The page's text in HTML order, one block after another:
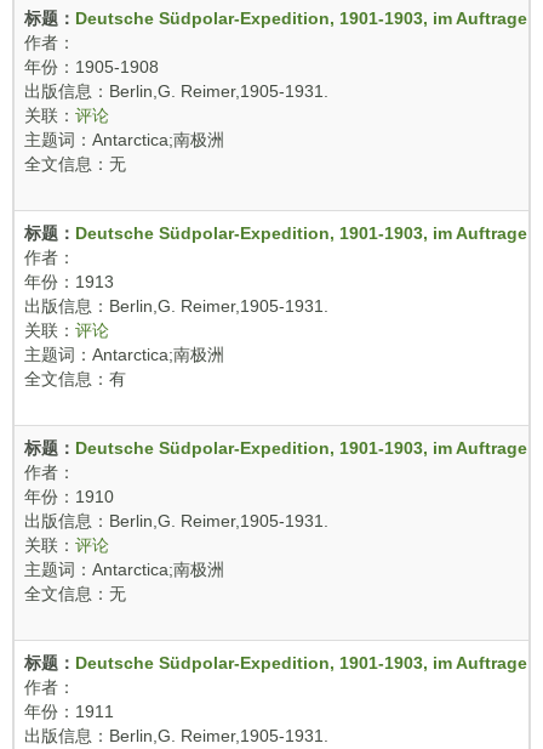
标题： Deutsche Südpolar-Expedition, 1901-1903, im
作者：
年份：1905-1908
出版信息：Berlin,G. Reimer,1905-1931.
关联： 评论
主题词：Antarctica;南极洲
全文信息：无
标题： Deutsche Südpolar-Expedition, 1901-1903, im
作者：
年份：1913
出版信息：Berlin,G. Reimer,1905-1931.
关联： 评论
主题词：Antarctica;南极洲
全文信息：有
标题： Deutsche Südpolar-Expedition, 1901-1903, im
作者：
年份：1910
出版信息：Berlin,G. Reimer,1905-1931.
关联： 评论
主题词：Antarctica;南极洲
全文信息：无
标题： Deutsche Südpolar-Expedition, 1901-1903, im
作者：
年份：1911
出版信息：Berlin,G. Reimer,1905-1931.